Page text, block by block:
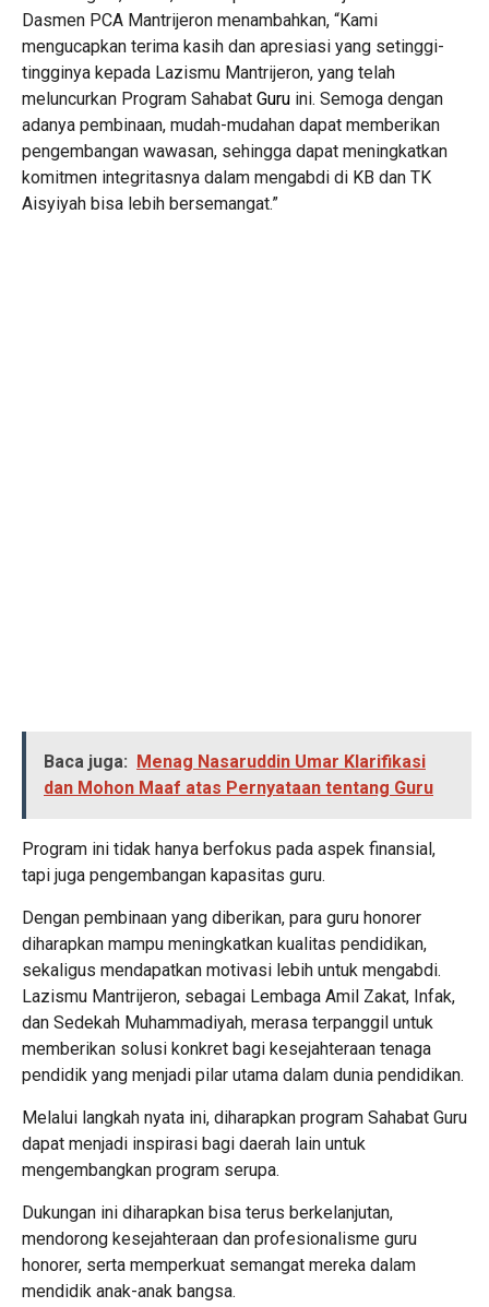
Dasmen PCA Mantrijeron menambahkan, “Kami
mengucapkan terima kasih dan apresiasi yang setinggi-
tingginya kepada Lazismu Mantrijeron, yang telah
meluncurkan Program Sahabat Guru ini. Semoga dengan
adanya pembinaan, mudah-mudahan dapat memberikan
pengembangan wawasan, sehingga dapat meningkatkan
komitmen integritasnya dalam mengabdi di KB dan TK
Aisyiyah bisa lebih bersemangat.”
Baca juga: Menag Nasaruddin Umar Klarifikasi
dan Mohon Maaf atas Pernyataan tentang Guru
Program ini tidak hanya berfokus pada aspek finansial,
tapi juga pengembangan kapasitas guru.
Dengan pembinaan yang diberikan, para guru honorer
diharapkan mampu meningkatkan kualitas pendidikan,
sekaligus mendapatkan motivasi lebih untuk mengabdi.
Lazismu Mantrijeron, sebagai Lembaga Amil Zakat, Infak,
dan Sedekah Muhammadiyah, merasa terpanggil untuk
memberikan solusi konkret bagi kesejahteraan tenaga
pendidik yang menjadi pilar utama dalam dunia pendidikan.
Melalui langkah nyata ini, diharapkan program Sahabat Guru
dapat menjadi inspirasi bagi daerah lain untuk
mengembangkan program serupa.
Dukungan ini diharapkan bisa terus berkelanjutan,
mendorong kesejahteraan dan profesionalisme guru
honorer, serta memperkuat semangat mereka dalam
mendidik anak-anak bangsa.